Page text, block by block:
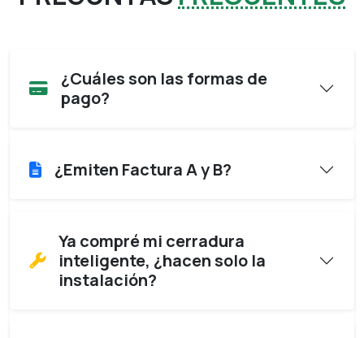
¿Cuáles son las formas de
pago?
¿Emiten Factura A y B?
Ya compré mi cerradura
inteligente, ¿hacen solo la
instalación?